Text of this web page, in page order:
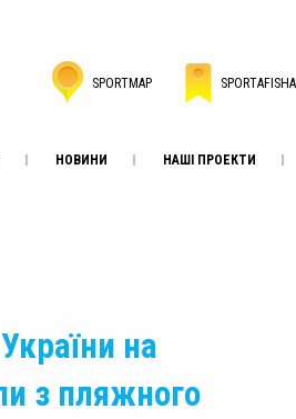
SPORTMAP SPORTAFISHA
НОВИНИ НАШІ ПРОЕКТИ
на
з пляжного